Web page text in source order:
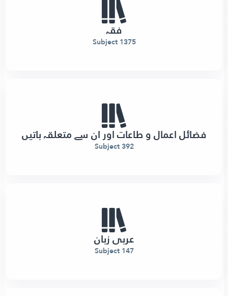
فقہ
1375 Subject
فضائل اعمال و طاعات اور ان سے متعلقہ باتیں
392 Subject
عربی زبان
147 Subject